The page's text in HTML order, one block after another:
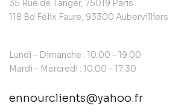
35 Rue de Tanger, 75019 Paris
118 Bd Félix Faure, 93300 Aubervilliers
Lundi – Dimanche : 10:00 – 19:00
Mardi – Mercredi : 10:00 – 17:30
ennourclients@yahoo.fr